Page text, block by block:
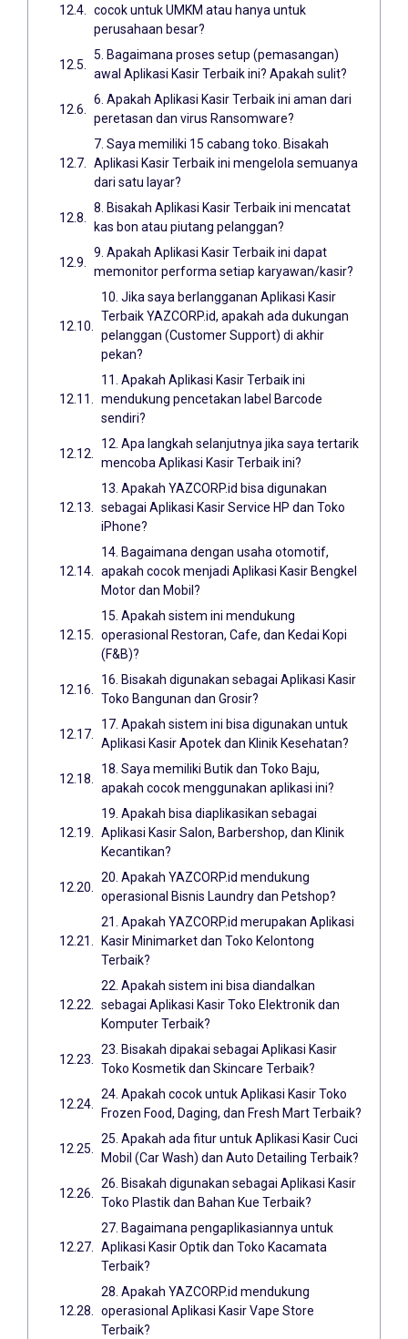
cocok untuk UMKM atau hanya untuk
perusahaan besar?
5. Bagaimana proses setup (pemasangan)
awal Aplikasi Kasir Terbaik ini? Apakah sulit?
6. Apakah Aplikasi Kasir Terbaik ini aman dari
peretasan dan virus Ransomware?
7. Saya memiliki 15 cabang toko. Bisakah
Aplikasi Kasir Terbaik ini mengelola semuanya
dari satu layar?
8. Bisakah Aplikasi Kasir Terbaik ini mencatat
kas bon atau piutang pelanggan?
9. Apakah Aplikasi Kasir Terbaik ini dapat
memonitor performa setiap karyawan/kasir?
10. Jika saya berlangganan Aplikasi Kasir
Terbaik YAZCORP.id, apakah ada dukungan
pelanggan (Customer Support) di akhir
pekan?
11. Apakah Aplikasi Kasir Terbaik ini
mendukung pencetakan label Barcode
sendiri?
12. Apa langkah selanjutnya jika saya tertarik
mencoba Aplikasi Kasir Terbaik ini?
13. Apakah YAZCORP.id bisa digunakan
sebagai Aplikasi Kasir Service HP dan Toko
iPhone?
14. Bagaimana dengan usaha otomotif,
apakah cocok menjadi Aplikasi Kasir Bengkel
Motor dan Mobil?
15. Apakah sistem ini mendukung
operasional Restoran, Cafe, dan Kedai Kopi
(F&B)?
16. Bisakah digunakan sebagai Aplikasi Kasir
Toko Bangunan dan Grosir?
17. Apakah sistem ini bisa digunakan untuk
Aplikasi Kasir Apotek dan Klinik Kesehatan?
18. Saya memiliki Butik dan Toko Baju,
apakah cocok menggunakan aplikasi ini?
19. Apakah bisa diaplikasikan sebagai
Aplikasi Kasir Salon, Barbershop, dan Klinik
Kecantikan?
20. Apakah YAZCORP.id mendukung
operasional Bisnis Laundry dan Petshop?
21. Apakah YAZCORP.id merupakan Aplikasi
Kasir Minimarket dan Toko Kelontong
Terbaik?
22. Apakah sistem ini bisa diandalkan
sebagai Aplikasi Kasir Toko Elektronik dan
Komputer Terbaik?
23. Bisakah dipakai sebagai Aplikasi Kasir
Toko Kosmetik dan Skincare Terbaik?
24. Apakah cocok untuk Aplikasi Kasir Toko
Frozen Food, Daging, dan Fresh Mart Terbaik?
25. Apakah ada fitur untuk Aplikasi Kasir Cuci
Mobil (Car Wash) dan Auto Detailing Terbaik?
26. Bisakah digunakan sebagai Aplikasi Kasir
Toko Plastik dan Bahan Kue Terbaik?
27. Bagaimana pengaplikasiannya untuk
Aplikasi Kasir Optik dan Toko Kacamata
Terbaik?
28. Apakah YAZCORP.id mendukung
operasional Aplikasi Kasir Vape Store
Terbaik?